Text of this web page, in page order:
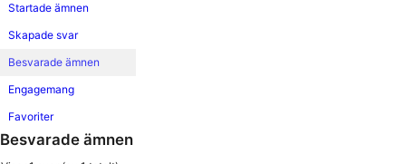
Startade ämnen
Skapade svar
Besvarade ämnen
Engagemang
Favoriter
Besvarade ämnen